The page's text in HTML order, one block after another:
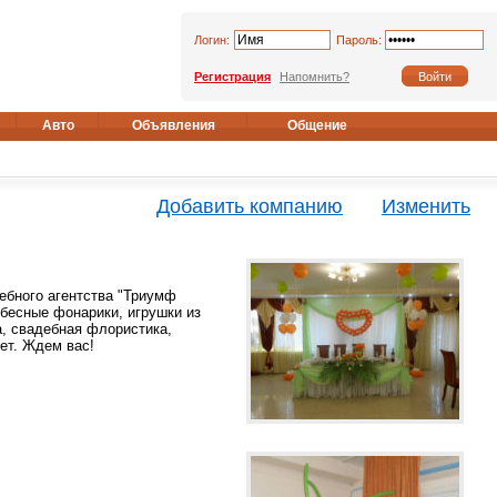
Логин: Пароль:
Регистрация Напомнить?
Авто Объявления Общение
Добавить компанию Изменить
агентства "Триумф
фонарики, игрушки из
свадебная флористика,
Ждем вас!